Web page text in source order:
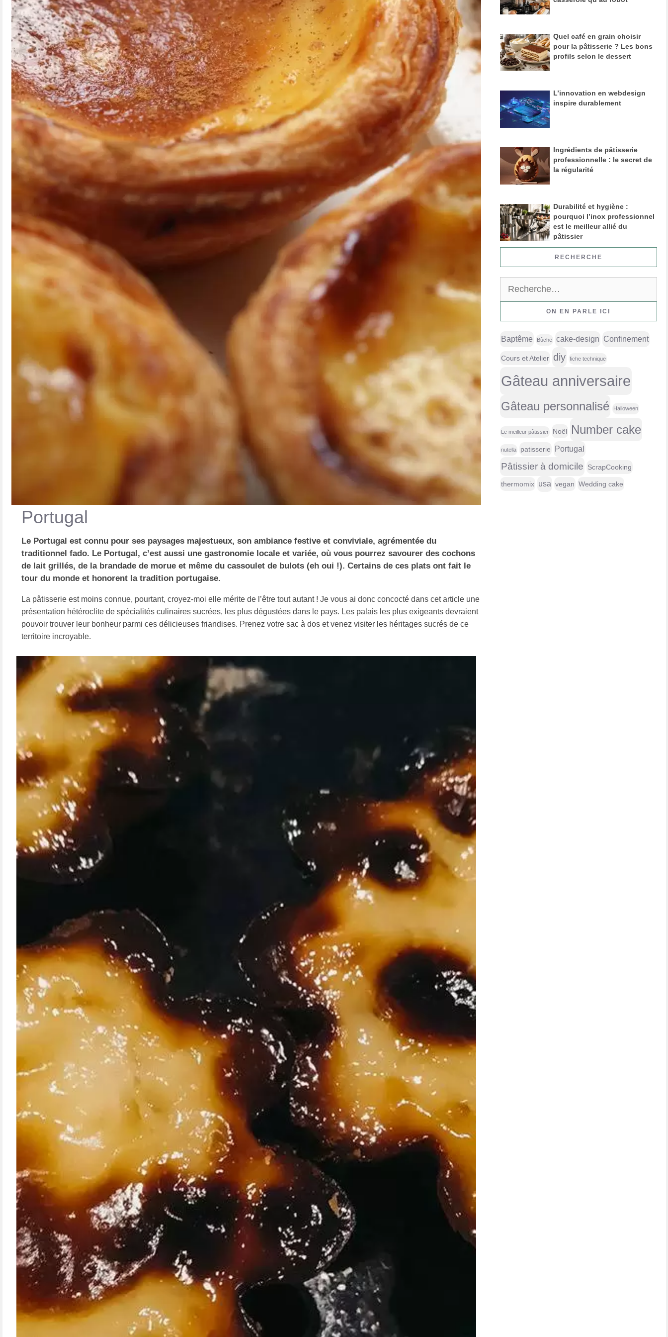
Portugal
Le Portugal est connu pour ses paysages majestueux, son ambiance festive et conviviale, agrémentée du
traditionnel fado. Le Portugal, c’est aussi une gastronomie locale et variée, où vous pourrez savourer des cochons
de lait grillés, de la brandade de morue et même du cassoulet de bulots (eh oui !). Certains de ces plats ont fait le
tour du monde et honorent la tradition portugaise.
La pâtisserie est moins connue, pourtant, croyez-moi elle mérite de l’être tout autant ! Je vous ai donc concocté dans cet article une
présentation hétéroclite de spécialités culinaires sucrées, les plus dégustées dans le pays. Les palais les plus exigeants devraient
pouvoir trouver leur bonheur parmi ces délicieuses friandises. Prenez votre sac à dos et venez visiter les héritages sucrés de ce
territoire incroyable.
Quel café en grain choisir
pour la pâtisserie ? Les bons
profils selon le dessert
L’innovation en webdesign
inspire durablement
Ingrédients de pâtisserie
professionnelle : le secret de
la régularité
Durabilité et hygiène :
pourquoi l’inox professionnel
est le meilleur allié du
pâtissier
RECHERCHE
ON EN PARLE ICI
Baptême Bûche cake-design Confinement
Cours et Atelier diy fiche technique
Gâteau anniversaire
Gâteau personnalisé Halloween
Le meilleur pâtissier Noël Number cake
nutella patisserie Portugal
Pâtissier à domicile ScrapCooking
thermomix usa vegan Wedding cake